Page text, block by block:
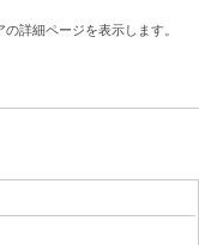
詳細ページを表示します。